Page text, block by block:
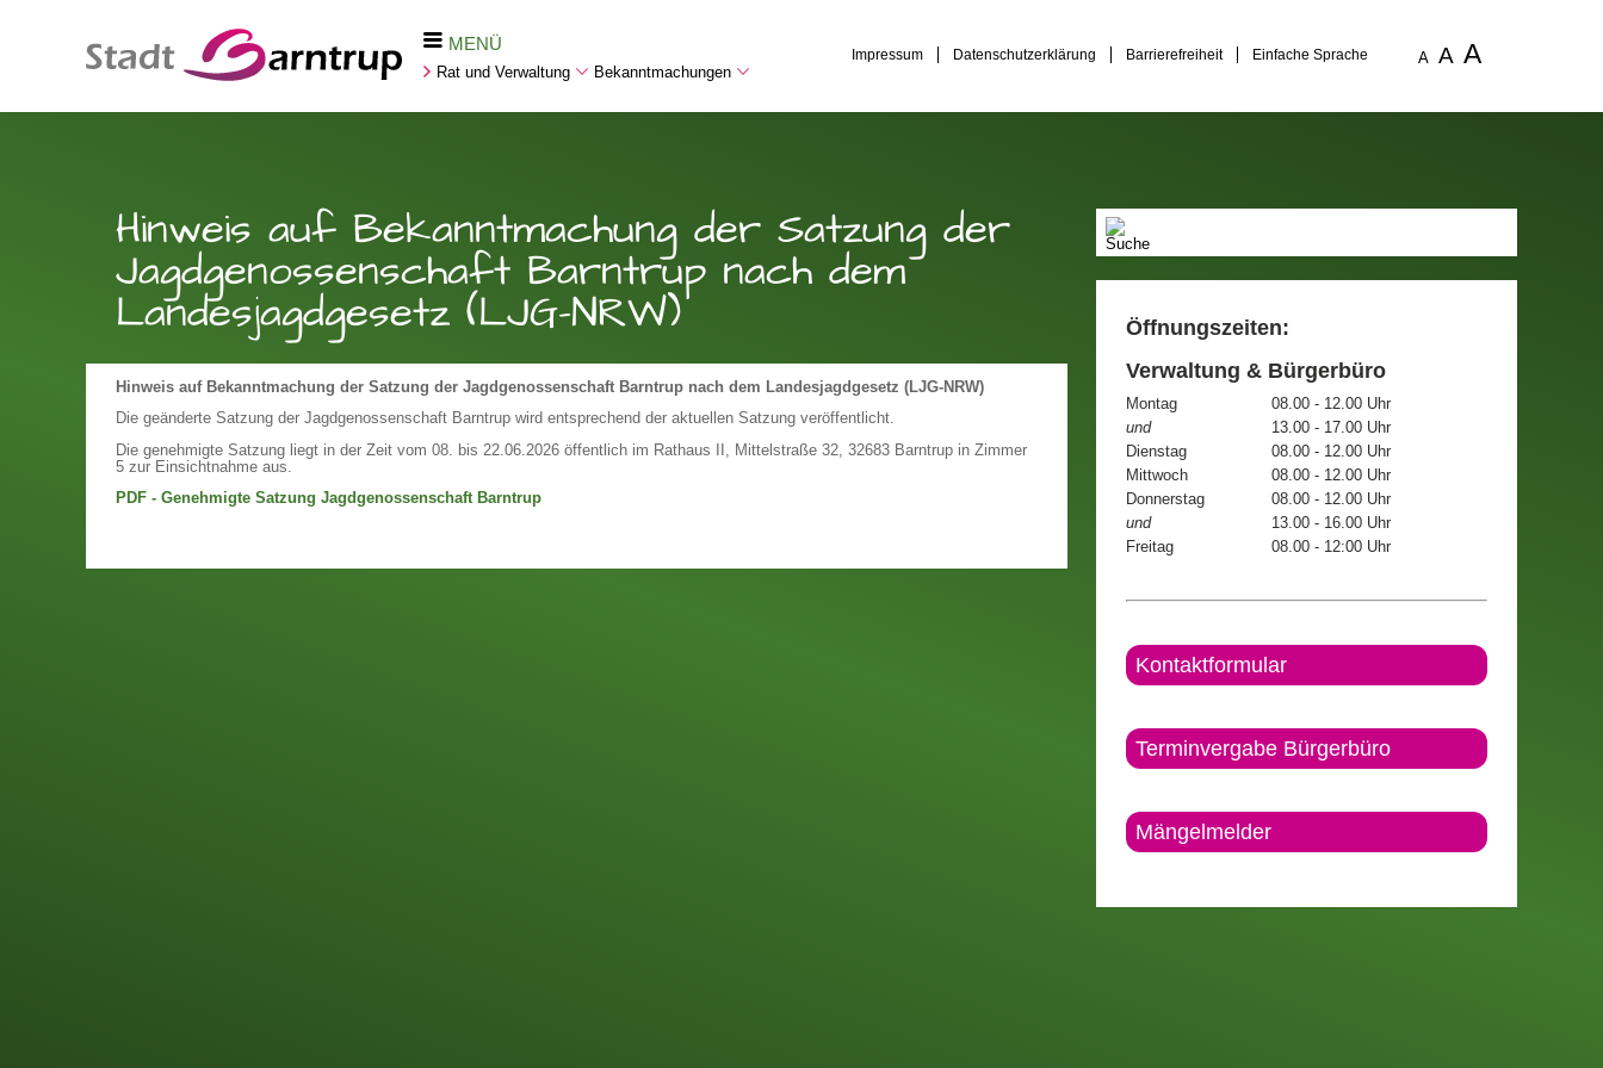
MENÜ
Rat und Verwaltung Bekanntmachungen
Impressum Datenschutzerklärung Barrierefreiheit Einfache Sprache A A A
Hinweis auf Bekanntmachung der Satzung der
Jagdgenossenschaft Barntrup nach dem
Landesjagdgesetz (LJG-NRW)
Hinweis auf Bekanntmachung der Satzung der Jagdgenossenschaft Barntrup nach dem Landesjagdgesetz (LJG-NRW)
Die geänderte Satzung der Jagdgenossenschaft Barntrup wird entsprechend der aktuellen Satzung veröffentlicht.
Die genehmigte Satzung liegt in der Zeit vom 08. bis 22.06.2026 öffentlich im Rathaus II, Mittelstraße 32, 32683 Barntrup in Zimmer
5 zur Einsichtnahme aus.
PDF - Genehmigte Satzung Jagdgenossenschaft Barntrup
Öffnungszeiten:
Verwaltung & Bürgerbüro
Montag
08.00 - 12.00 Uhr
und
13.00 - 17.00 Uhr
Dienstag
08.00 - 12.00 Uhr
Mittwoch
08.00 - 12.00 Uhr
Donnerstag
08.00 - 12.00 Uhr
und
13.00 - 16.00 Uhr
Freitag
08.00 - 12:00 Uhr
Kontaktformular
Terminvergabe Bürgerbüro
Mängelmelder